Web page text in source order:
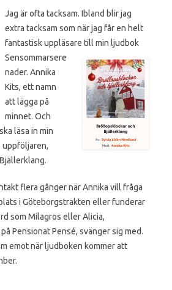
Jag är ofta tacksam. Ibland blir jag
extra tacksam som när jag får en helt
fantastisk uppläsare till min ljudbok
Sensommarsere
nader. Annika
Kits, ett namn
att lägga på
minnet. Och
läsa in min
uppföljaren,
flera gånger när Annika vill fråga
i Göteborgstrakten eller funderar
som Milagros eller Alicia,
Pensionat Pensé, svänger sig med.
emot när ljudboken kommer att